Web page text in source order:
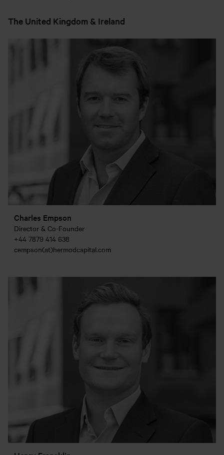
The United Kingdom & Ireland
Charles Empson
Director & Co-Founder
+44 7879 414 638
cempson(at)hermodcapital.com